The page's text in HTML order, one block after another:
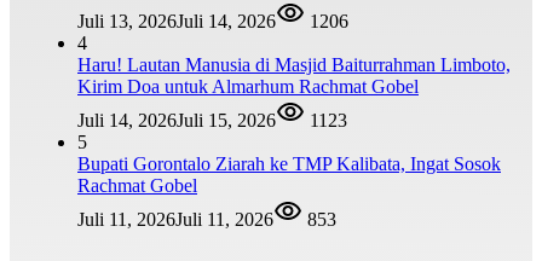
Juli 13, 2026Juli 14, 2026
1206
4
Haru! Lautan Manusia di Masjid Baiturrahman Limboto,
Kirim Doa untuk Almarhum Rachmat Gobel
Juli 14, 2026Juli 15, 2026
1123
5
Bupati Gorontalo Ziarah ke TMP Kalibata, Ingat Sosok
Rachmat Gobel
Juli 11, 2026Juli 11, 2026 853